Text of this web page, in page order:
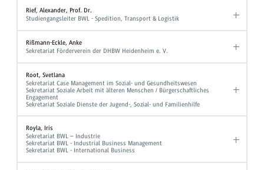
Rief, Alexander, Prof. Dr.
Studiengangsleiter BWL - Spedition, Transport & Logistik
Rißmann-Eckle, Anke
Sekretariat Förderverein der DHBW Heidenheim e. V.
Root, Svetlana
Sekretariat Case Management im Sozial- und Gesundheitswesen
Sekretariat Soziale Arbeit mit älteren Menschen / Bürgerschaftliches
Engagement
Sekretariat Soziale Dienste der Jugend-, Sozial- und Familienhilfe
Royla, Iris
Sekretariat BWL – Industrie
Sekretariat BWL - Industrial Business Management
Sekretariat BWL - International Business